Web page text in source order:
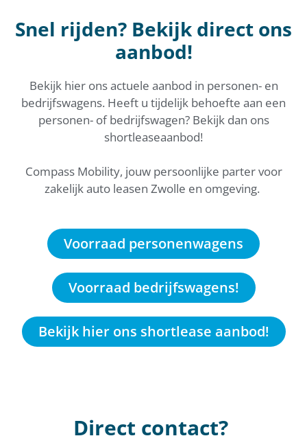
Snel rijden? Bekijk direct ons
aanbod!
Bekijk hier ons actuele aanbod in personen- en
bedrijfswagens. Heeft u tijdelijk behoefte aan een
personen- of bedrijfswagen? Bekijk dan ons
shortleaseaanbod!
Compass Mobility, jouw persoonlijke parter voor
zakelijk auto leasen Zwolle en omgeving.
Voorraad personenwagens
Voorraad bedrijfswagens!
Bekijk hier ons shortlease aanbod!
Direct contact?